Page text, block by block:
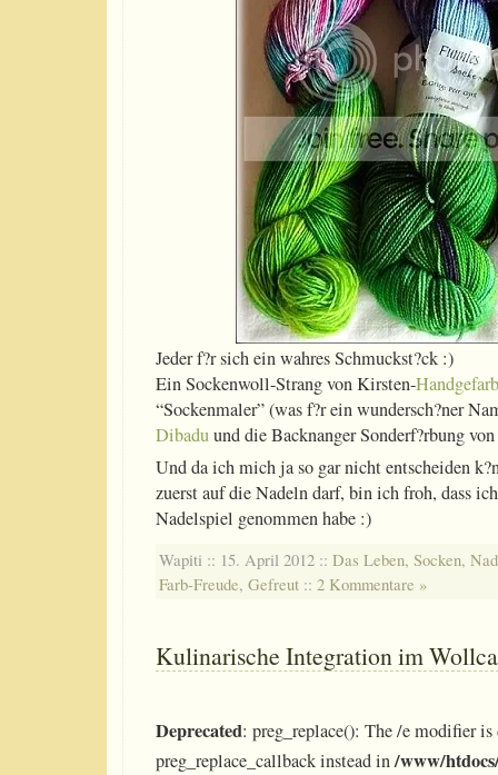
Jeder f?r sich ein wahres Schmuckst?ck :)
Ein Sockenwoll-Strang von Kirsten-
“Sockenmaler” (was f?r ein wundersch?ner
Dibaduund die Backnanger Sonderf?rbung
Und da ich mich ja so gar nicht entscheiden
zuerst auf die Nadeln darf, bin ich froh, dass
Nadelspiel genommen habe :)
Wapiti :: 15. April 2012 :: Das Leben, Socken,
Farb-Freude, Gefreut:: 2 Kommentare »
Kulinarische Integration im
Deprecated: preg_replace(): The /e modifier is
preg_replace_callback instead in/www/